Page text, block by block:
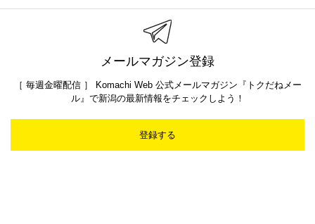
メールマガジン登録
［ 毎週金曜配信 ］ Komachi Web 公式メールマガジン『トクだねメー
ル』で新潟の最新情報をチェックしよう！
登録する